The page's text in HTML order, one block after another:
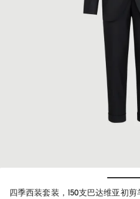
四季西装套装，150支巴达维亚初